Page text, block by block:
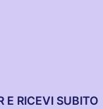
E RICEVI SUBITO